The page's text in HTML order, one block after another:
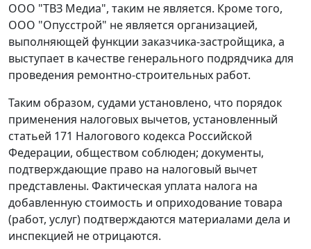
ООО "ТВЗ Медиа", таким не является. Кроме того,
ООО "Опусстрой" не является организацией,
выполняющей функции заказчика-застройщика, а
выступает в качестве генерального подрядчика для
проведения ремонтно-строительных работ.
Таким образом, судами установлено, что порядок
применения налоговых вычетов, установленный
статьей 171 Налогового кодекса Российской
Федерации, обществом соблюден; документы,
подтверждающие право на налоговый вычет
представлены. Фактическая уплата налога на
добавленную стоимость и оприходование товара
(работ, услуг) подтверждаются материалами дела и
инспекцией не отрицаются.